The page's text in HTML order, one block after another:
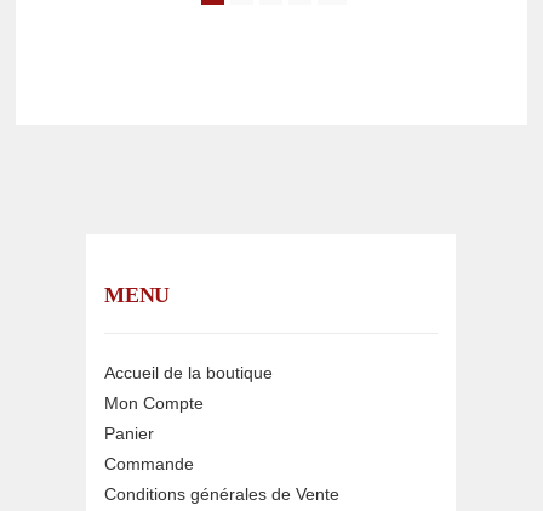
MENU
Accueil de la boutique
Mon Compte
Panier
Commande
Conditions générales de Vente